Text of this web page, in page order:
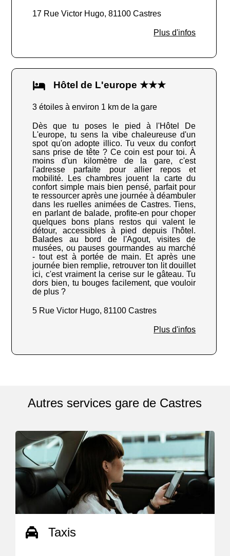
17 Rue Victor Hugo, 81100 Castres
Plus d'infos
Hôtel de L'europe ★★★
3 étoiles à environ 1 km de la gare
Dès que tu poses le pied à l'Hôtel De
L'europe, tu sens la vibe chaleureuse d'un
spot qu'on adopte illico. Tu veux du confort
sans prise de tête ? Ce coin est pour toi. À
moins d'un kilomètre de la gare, c'est
l'adresse parfaite pour allier repos et
mobilité. Les chambres jouent la carte du
confort simple mais bien pensé, parfait pour
te ressourcer après une journée à déambuler
dans les ruelles animées de Castres. Tiens,
en parlant de balade, profite-en pour choper
quelques bons plans restos qui valent le
détour, accessibles à pied depuis l'hôtel.
Balades au bord de l'Agout, visites de
musées, ou pauses gourmandes au marché
- tout est à portée de main. Et après une
journée bien remplie, retrouver ton lit douillet
ici, c'est vraiment la cerise sur le gâteau. Tu
dors bien, tu bouges facilement, que vouloir
de plus ?
5 Rue Victor Hugo, 81100 Castres
Plus d'infos
Autres services gare de Castres
Taxis